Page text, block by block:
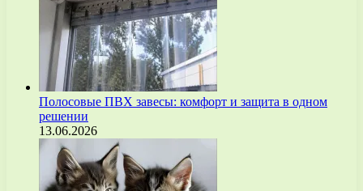
Полосовые ПВХ завесы: комфорт и защита в одном
решении
13.06.2026